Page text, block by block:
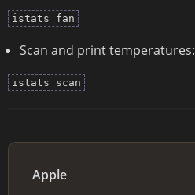
istats fan
Scan and print temperatures:
istats scan
Apple